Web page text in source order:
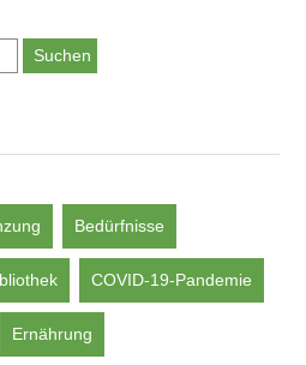
Bedürfnisse
COVID-19-Pandemie
Ernährung